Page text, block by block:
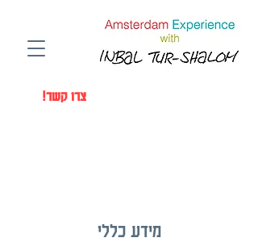
Amsterdam Experience with a Local
Photographer Inbal Tur-Shalom
!צרו קשר
מידע כללי